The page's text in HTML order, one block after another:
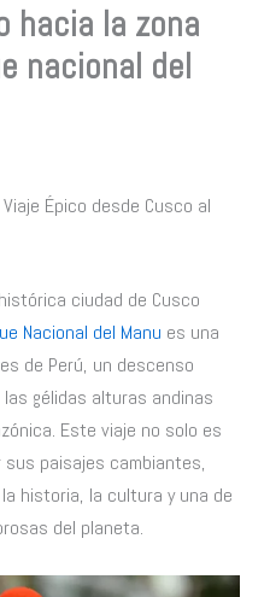
hacia la zona
nacional del
Épico desde Cusco al
ciudad de Cusco
Nacional del Manu es una
de Perú, un descenso
gélidas alturas andinas
Este viaje no solo es
paisajes cambiantes,
historia, la cultura y una de
del planeta.